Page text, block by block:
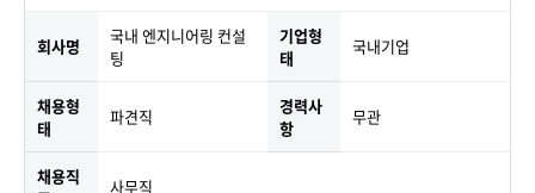
회사명
국내 엔지니어링 컨설
팅
기업형
태
국내기업
채용형
태
파견직
경력사
항
무관
채용직
사무직